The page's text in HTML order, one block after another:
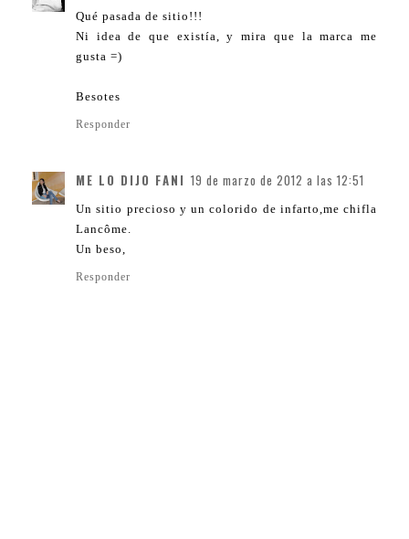
Qué pasada de sitio!!!
Ni idea de que existía, y mira que la marca me
gusta =)
Besotes
Responder
ME LO DIJO FANI 19 de marzo de 2012 a las 12:51
Un sitio precioso y un colorido de infarto,me chifla
Lancôme.
Un beso,
Responder